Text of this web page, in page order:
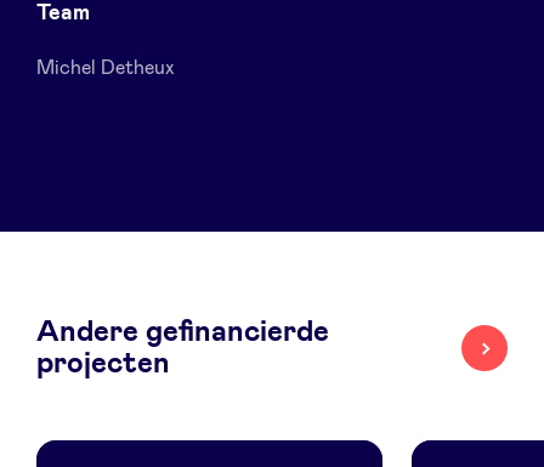
nl fr
Team
Michel Detheux
Andere gefinancierde
projecten